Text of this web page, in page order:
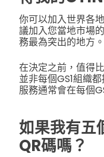
你可以加入世界各
議加入您當地市場
務最為突出的地方。
在決定之前，值得
並非每個GS1組織
服務通常會在每個
如果我有五
QR碼嗎？